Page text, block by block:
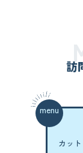
訪
menu
カッ